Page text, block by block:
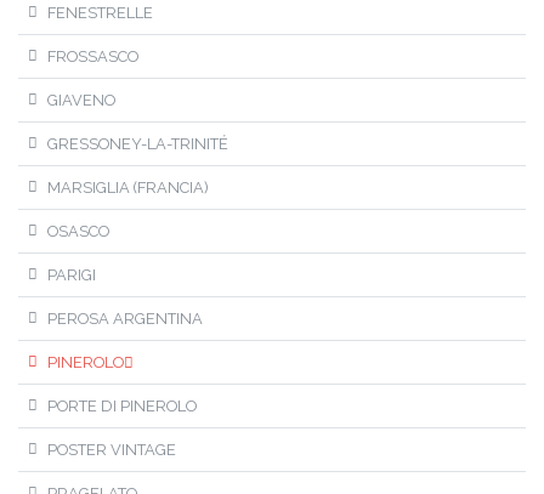
FENESTRELLE
FROSSASCO
GIAVENO
GRESSONEY-LA-TRINITÉ
MARSIGLIA (FRANCIA)
OSASCO
PARIGI
PEROSA ARGENTINA
PINEROLO
PORTE DI PINEROLO
POSTER VINTAGE